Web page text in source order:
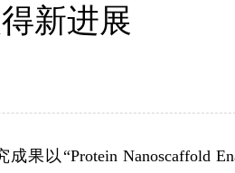
新进展
以“Protein Nanoscaffold